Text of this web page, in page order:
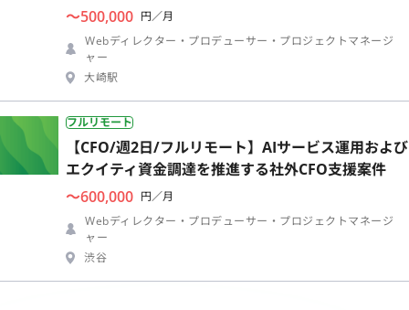
〜500,000 円／月
Webディレクター・プロデューサー・プロジェクトマネージ
ャー
大崎駅
フルリモート
【CFO/週2日/フルリモート】AIサービス運用および
エクイティ資金調達を推進する社外CFO支援案件
〜600,000 円／月
Webディレクター・プロデューサー・プロジェクトマネージ
ャー
渋谷